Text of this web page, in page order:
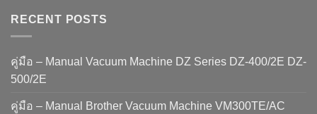
RECENT POSTS
คู่มือ – Manual Vacuum Machine DZ Series DZ-400/2E DZ-
500/2E
คู่มือ – Manual Brother Vacuum Machine VM300TE/AC